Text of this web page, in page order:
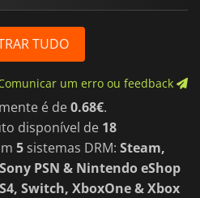
TUDO
um erro ou feedback
é de0.68€.
disponível de 18
5 sistemas DRM: Steam,
PSN & Nintendo eShop
Switch, XboxOne & Xbox